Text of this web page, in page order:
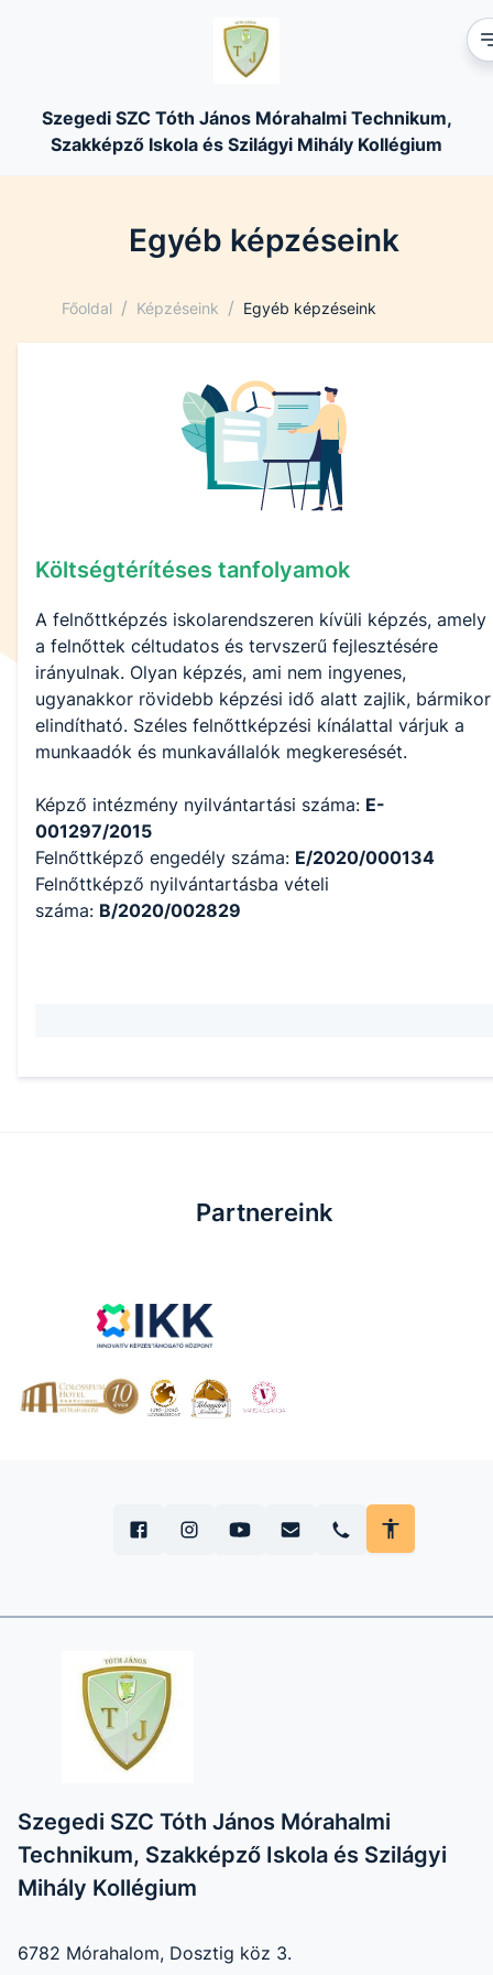
Szegedi SZC Tóth János Mórahalmi Technikum,
Szakképző Iskola és Szilágyi Mihály Kollégium
Egyéb képzéseink
Főoldal / Képzéseink / Egyéb képzéseink
Költségtérítéses tanfolyamok
A felnőttképzés iskolarendszeren kívüli képzés, amely
a felnőttek céltudatos és tervszerű fejlesztésére
irányulnak. Olyan képzés, ami nem ingyenes,
ugyanakkor rövidebb képzési idő alatt zajlik, bármikor
elindítható. Széles felnőttképzési kínálattal várjuk a
munkaadók és munkavállalók megkeresését.
Képző intézmény nyilvántartási száma: E-
001297/2015
Felnőttképző engedély száma: E/2020/000134
Felnőttképző nyilvántartásba vételi
száma: B/2020/002829
Partnereink
Szegedi SZC Tóth János Mórahalmi
Technikum, Szakképző Iskola és Szilágyi
Mihály Kollégium
6782 Mórahalom, Dosztig köz 3.